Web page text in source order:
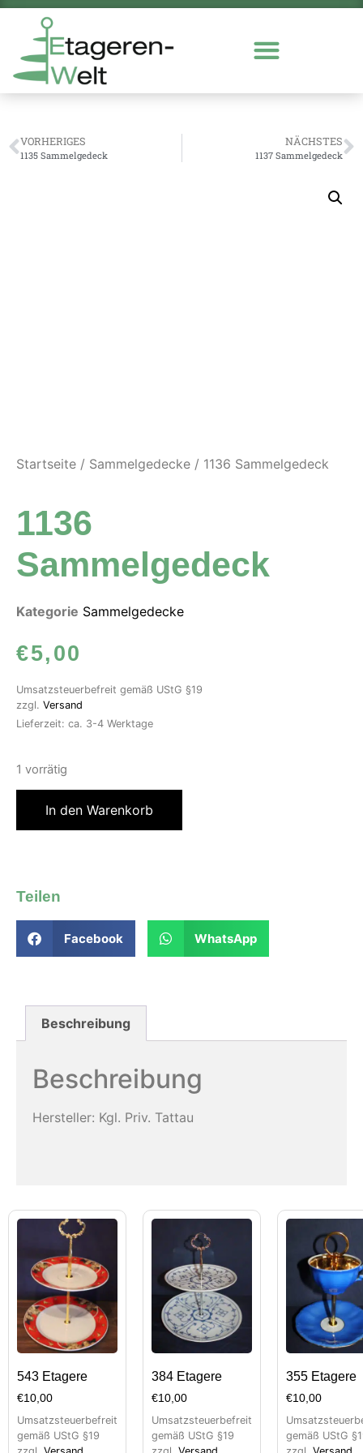
VORHERIGES
1135 Sammelgedeck
NÄCHSTES
1137 Sammelgedeck
Startseite / Sammelgedecke / 1136 Sammelgedeck
1136
Sammelgedeck
Kategorie Sammelgedecke
€5,00
Umsatzsteuerbefreit gemäß UStG §19
zzgl. Versand
Lieferzeit: ca. 3-4 Werktage
1 vorrätig
In den Warenkorb
Teilen
Facebook WhatsApp
Beschreibung
Beschreibung
Hersteller: Kgl. Priv. Tattau
543 Etagere
€10,00
Umsatzsteuerbefreit
gemäß UStG §19
384 Etagere
€10,00
Umsatzsteuerbefreit
gemäß UStG §19
355 Etagere
€10,00
gemäß UStG